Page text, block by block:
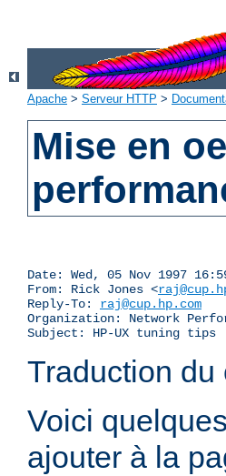
Apache > Serveur HTTP >
Mise en
Date: Wed, 05 Nov 1997
From: Rick Jones <
Reply-To: raj@cup.hp.com
Organization: Network
Subject: HP-UX tuning tips
Traduction du
Voici
ajouter à la